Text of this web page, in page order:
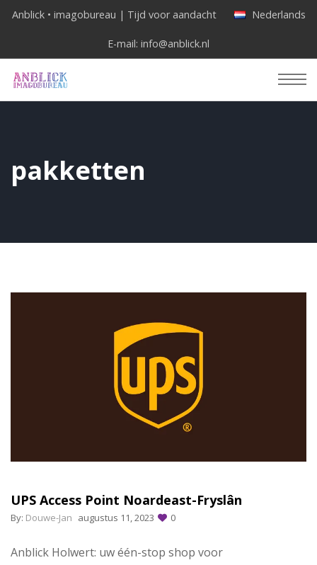
Anblick • imagobureau | Tijd voor aandacht Nederlands
E-mail: info@anblick.nl
pakketten
UPS Access Point Noardeast-Fryslân
By: Douwe-Jan augustus 11, 2023 0
Anblick Holwert: uw één-stop shop voor